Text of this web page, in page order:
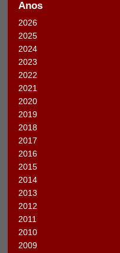
Anos
2026
2025
2024
2023
2022
2021
2020
2019
2018
2017
2016
2015
2014
2013
2012
2011
2010
2009